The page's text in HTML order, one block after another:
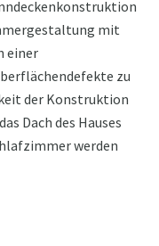
mit
einer
zu
der Konstruktion
Dach des Hauses
werden